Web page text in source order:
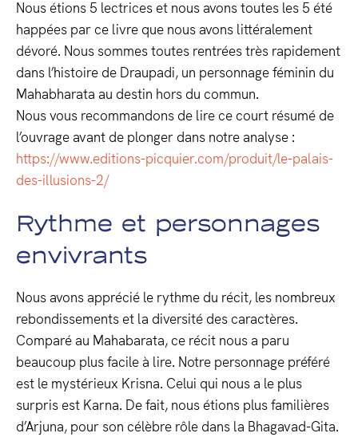
Nous étions 5 lectrices et nous avons toutes les 5 été
happées par ce livre que nous avons littéralement
dévoré. Nous sommes toutes rentrées très rapidement
dans l’histoire de Draupadi, un personnage féminin du
Mahabharata au destin hors du commun.
Nous vous recommandons de lire ce court résumé de
l’ouvrage avant de plonger dans notre analyse :
https://www.editions-picquier.com/produit/le-palais-
des-illusions-2/
Rythme et personnages
envivrants
Nous avons apprécié le rythme du récit, les nombreux
rebondissements et la diversité des caractères.
Comparé au Mahabarata, ce récit nous a paru
beaucoup plus facile à lire. Notre personnage préféré
est le mystérieux Krisna. Celui qui nous a le plus
surpris est Karna. De fait, nous étions plus familières
d’Arjuna, pour son célèbre rôle dans la Bhagavad-Gita.